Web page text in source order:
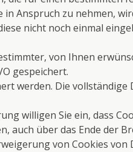
Anspruch zu nehmen,
nicht noch einmal
von Ihnen
gespeichert.
werden. Die vollständige
willigen Sie ein, dass
auch über das Ende der
von Cookies